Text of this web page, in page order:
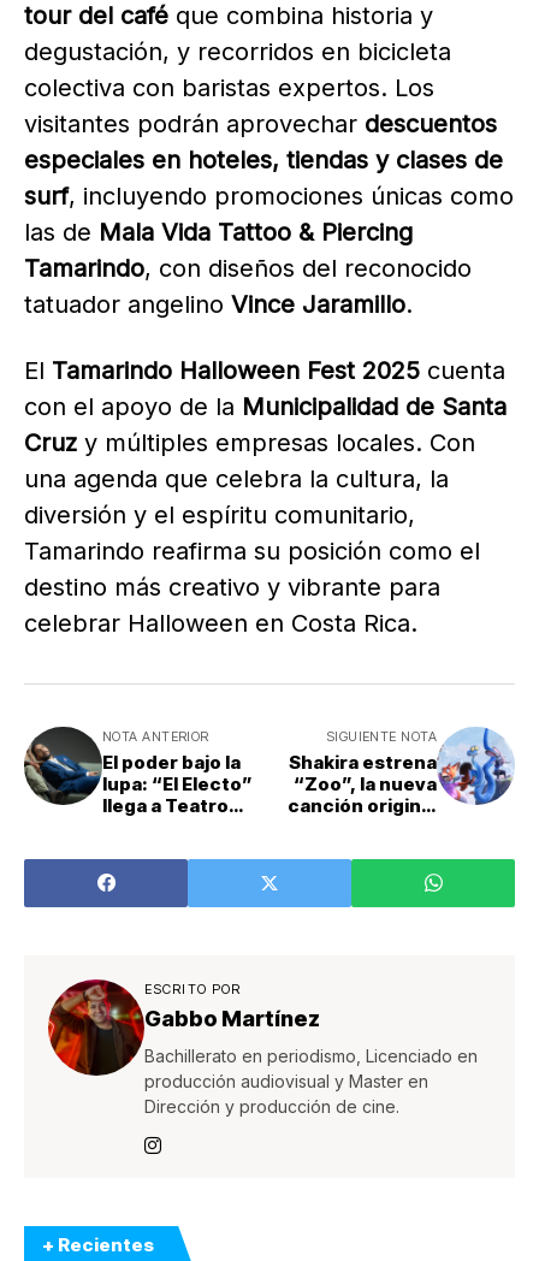
tour del café que combina historia y
degustación, y recorridos en bicicleta
colectiva con baristas expertos. Los
visitantes podrán aprovechar descuentos
especiales en hoteles, tiendas y clases de
surf, incluyendo promociones únicas como
las de Mala Vida Tattoo & Piercing
Tamarindo, con diseños del reconocido
tatuador angelino Vince Jaramillo.
El Tamarindo Halloween Fest 2025 cuenta
con el apoyo de la Municipalidad de Santa
Cruz y múltiples empresas locales. Con
una agenda que celebra la cultura, la
diversión y el espíritu comunitario,
Tamarindo reafirma su posición como el
destino más creativo y vibrante para
celebrar Halloween en Costa Rica.
NOTA ANTERIOR
El poder bajo la
lupa: “El Electo”
llega a Teatro
reflexión política
SIGUIENTE NOTA
Shakira estrena
“Zoo”, la nueva
canción original
ESCRITO POR
Gabbo Martínez
Bachillerato en periodismo, Licenciado en
producción audiovisual y Master en
Dirección y producción de cine.
+ Recientes